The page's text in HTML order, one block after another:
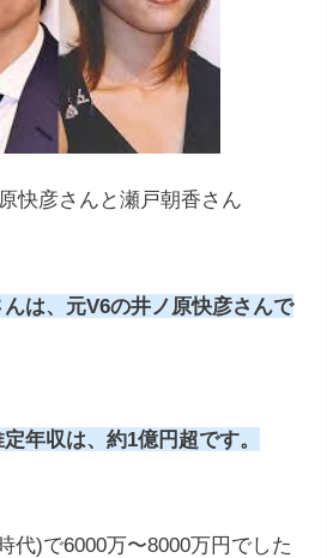
快彦さんと瀬戸朝香さん
は、元V6の井ノ原快彦さんで
年収は、約1億円超です。
代)で6000万〜8000万円でした